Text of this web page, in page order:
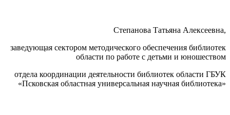
Степанова Татьяна Алексеевна,
заведующая сектором методического обеспечения библиотек
области по работе с детьми и юношеством
отдела координации деятельности библиотек области ГБУК
«Псковская областная универсальная научная библиотека»